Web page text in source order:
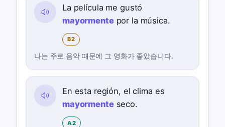
La película me gustó
mayormentepor la música.
B2
나는 주로 음악 때문에 그 영화가 좋았습니다.
En esta región, el clima es
mayormenteseco.
A2